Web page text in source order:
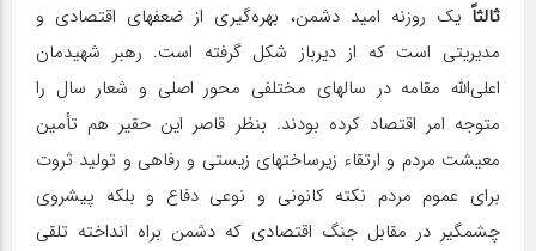
ثالثاً یک روزنه امید دشمن، بهره‌گیری از ضعفهای اقتصادی و
مدیریتی است که از دیرباز شکل گرفته است. رهبر شهیدمان
اعلی‌الله مقامه در سالهای مختلفی محور اصلی و شعار سال را
متوجه امر اقتصاد کرده بودند. بنظر قاصر این حقیر هم تأمین
معیشت مردم و ارتقاء زیرساختهای زیستی و رفاهی و تولید ثروت
برای عموم مردم نکته کانونی و نوعی دفاع و بلکه پیشروی
چشمگیر در مقابل جنگ اقتصادی که دشمن براه انداخته تلقی